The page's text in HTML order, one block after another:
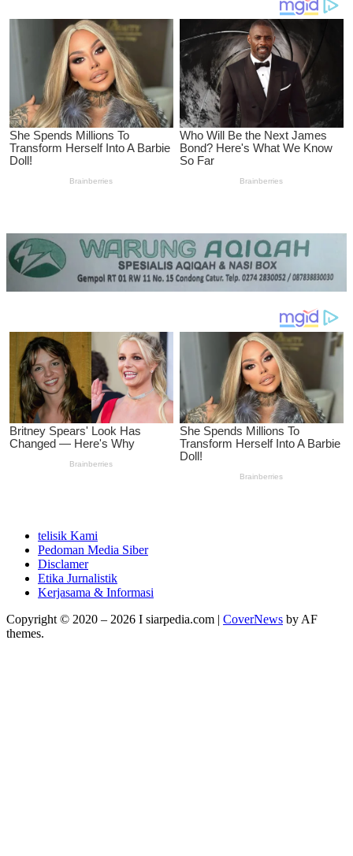
telisik Kami
Pedoman Media Siber
Disclamer
Etika Jurnalistik
Kerjasama & Informasi
Copyright © 2020 – 2026 I siarpedia.com | CoverNews by AF
themes.